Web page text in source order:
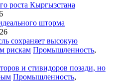
роста Кыргызстана
шторма
сохраняет высокую
рискам Промышленность,
и стивидоров позади, но
Промышленность,